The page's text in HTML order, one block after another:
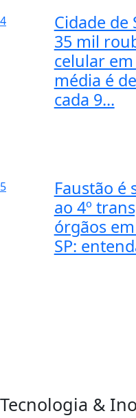
4
Cidade de
35 mil
celular
média é
cada 9...
5
Faustão é
ao 4º
órgãos
SP:
Tecnologia &